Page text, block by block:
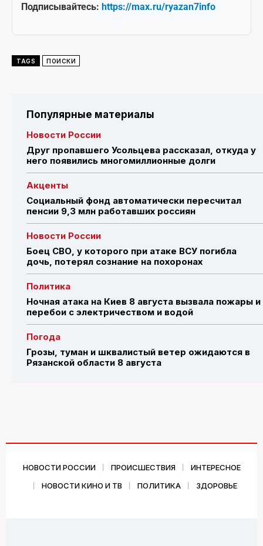
Подписывайтесь: https://max.ru/ryazan7info
TAGS ПОИСКИ
Популярные материалы
Новости России
Друг пропавшего Усольцева рассказал, откуда у
него появились многомиллионные долги
Акценты
Социальный фонд автоматически пересчитал
пенсии 9,3 млн работавших россиян
Новости России
Боец СВО, у которого при атаке ВСУ погибла
дочь, потерял сознание на похоронах
Политика
Ночная атака на Киев 8 августа вызвала пожары и
перебои с электричеством и водой
Погода
Грозы, туман и шквалистый ветер ожидаются в
Рязанской области 8 августа
НОВОСТИ РОССИИ ПРОИСШЕСТВИЯ
ИНТЕРЕСНОЕ
НОВОСТИ КИНО И ТВ
ПОЛИТИКА ЗДОРОВЬЕ